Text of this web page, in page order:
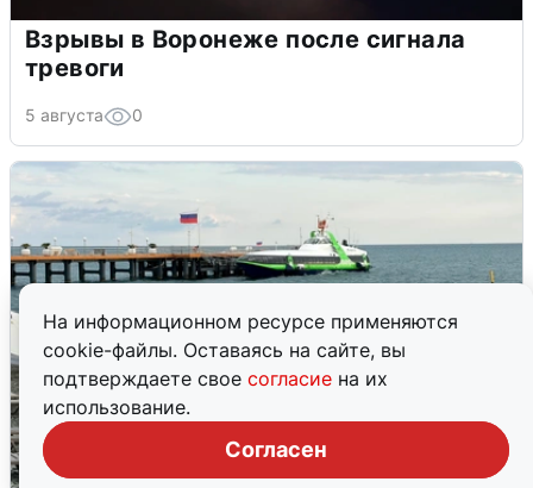
На информационном ресурсе применяются
cookie-файлы. Оставаясь на сайте, вы
подтверждаете свое согласие на их
использование.
Согласен
Взрывы в Воронеже после сигнала
тревоги
5 августа 0